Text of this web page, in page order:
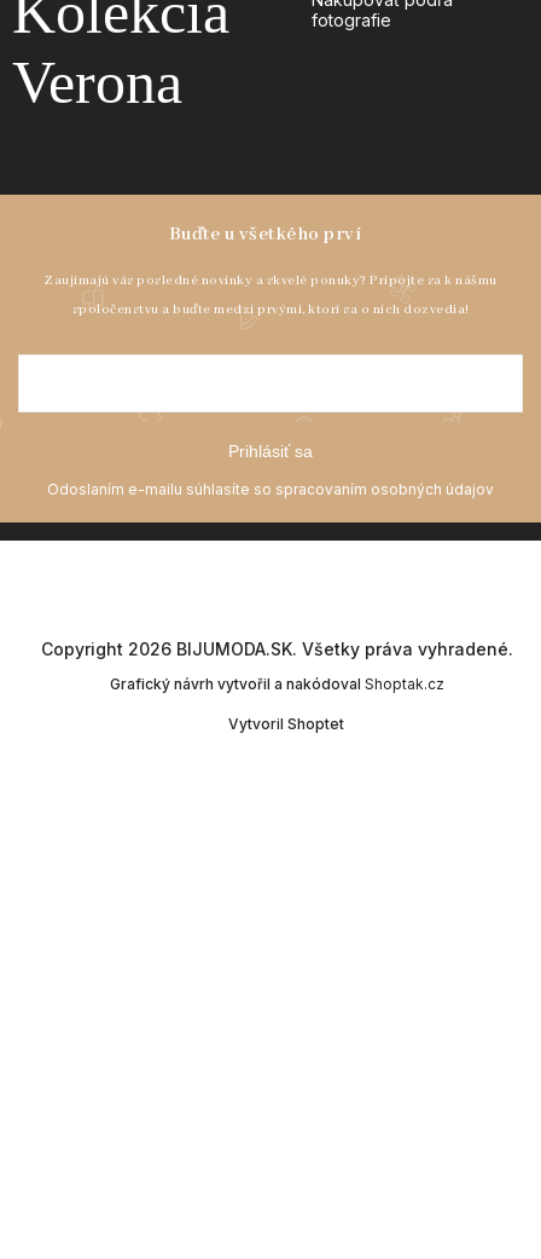
Prihlásiť sa
Verona
fotografie
Vytvoril Shoptet
Copyright 2026 BIJUMODA.SK. Všetky práva vyhradené.
Grafický návrh vytvořil a nakódoval Shoptak.cz